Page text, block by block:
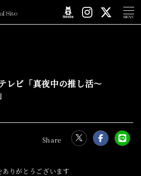
MENU
レビ「真夜中の推し活～
りがとうございます